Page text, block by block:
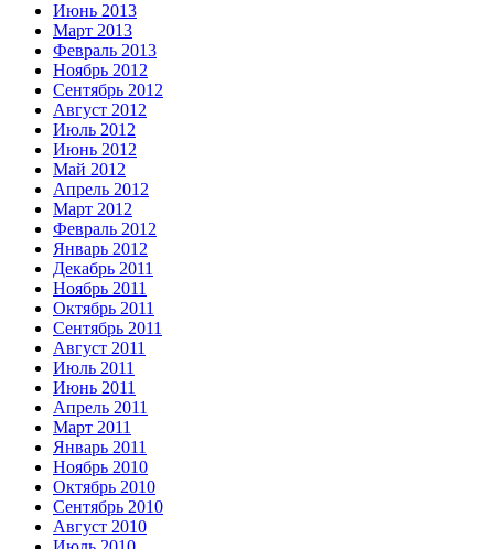
Июнь 2013
Март 2013
Февраль 2013
Ноябрь 2012
Сентябрь 2012
Август 2012
Июль 2012
Июнь 2012
Май 2012
Апрель 2012
Март 2012
Февраль 2012
Январь 2012
Декабрь 2011
Ноябрь 2011
Октябрь 2011
Сентябрь 2011
Август 2011
Июль 2011
Июнь 2011
Апрель 2011
Март 2011
Январь 2011
Ноябрь 2010
Октябрь 2010
Сентябрь 2010
Август 2010